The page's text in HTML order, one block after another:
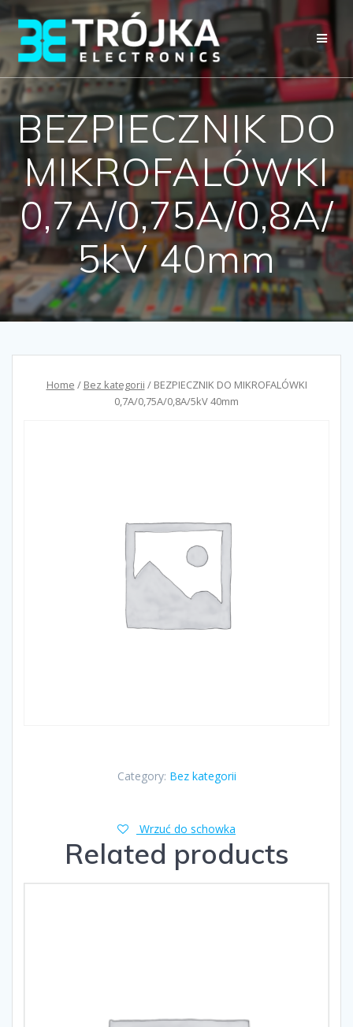
Przejdź
do
treści
BEZPIECZNIK DO
MIKROFALÓWKI
0,7A/0,75A/0,8A/
5kV 40mm
Home / Bez kategorii / BEZPIECZNIK DO MIKROFALÓWKI
0,7A/0,75A/0,8A/5kV 40mm
Category: Bez kategorii
Wrzuć do schowka
Related products